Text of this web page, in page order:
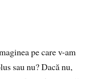
pe care v-am
sau nu? Dacă nu,